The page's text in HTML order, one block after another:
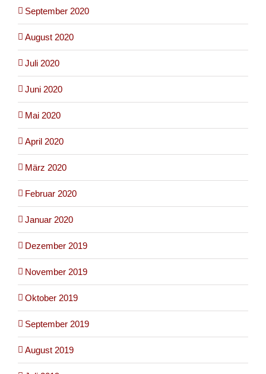
September 2020
August 2020
Juli 2020
Juni 2020
Mai 2020
April 2020
März 2020
Februar 2020
Januar 2020
Dezember 2019
November 2019
Oktober 2019
September 2019
August 2019